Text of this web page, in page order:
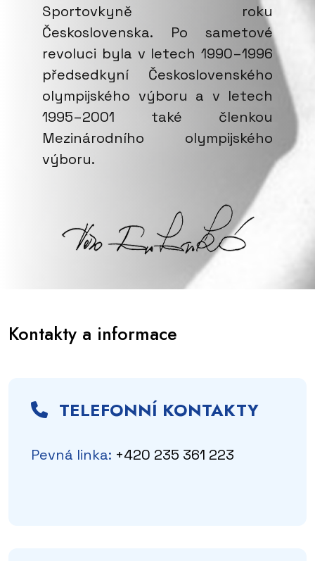
Sportovkyně roku
Československa. Po sametové
revoluci byla v letech 1990–1996
předsedkyní Československého
olympijského výboru a v letech
1995–2001 také členkou
Mezinárodního olympijského
výboru.
Kontakty a informace
TELEFONNÍ KONTAKTY
Pevná linka: +420 235 361 223